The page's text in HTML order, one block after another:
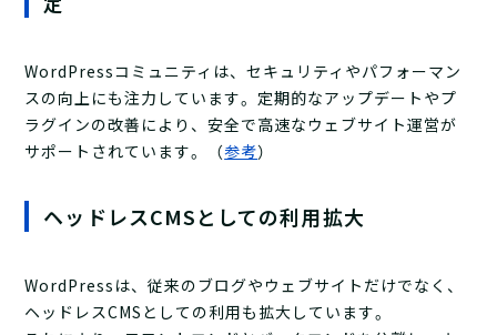
WordPressコミュニティは、セキュリティやパフォーマン
スの向上にも注力しています。​定期的なアップデートやプ
ラグインの改善により、安全で高速なウェブサイト運営が
サポートされています。（参考）
ヘッドレスCMSとしての利用拡大
WordPressは、従来のブログやウェブサイトだけでなく、
ヘッドレスCMSとしての利用も拡大しています。